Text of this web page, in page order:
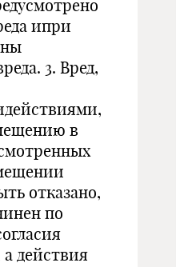
ипри
3. Вред,
в
отказано,
по
действия